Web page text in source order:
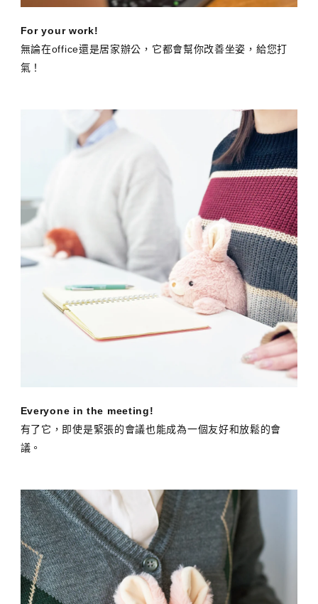
For your work!
無論在office還是居家辦公，它都會幫你改善坐姿，給您打
氣！
Everyone in the meeting!
有了它，即使是緊張的會議也能成為一個友好和放鬆的會
議。